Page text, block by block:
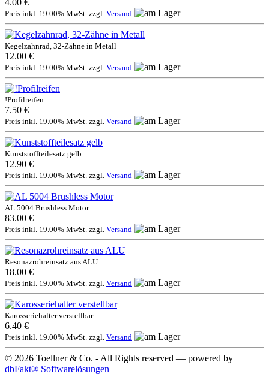
Preis inkl. 19.00% MwSt. zzgl. Versand
Kegelzahnrad, 32-Zähne in Metall
12.00 €
Preis inkl. 19.00% MwSt. zzgl. Versand
!Profilreifen
7.50 €
Preis inkl. 19.00% MwSt. zzgl. Versand
Kunststoffteilesatz gelb
12.90 €
Preis inkl. 19.00% MwSt. zzgl. Versand
AL 5004 Brushless Motor
83.00 €
Preis inkl. 19.00% MwSt. zzgl. Versand
Resonazrohreinsatz aus ALU
18.00 €
Preis inkl. 19.00% MwSt. zzgl. Versand
Karosseriehalter verstellbar
6.40 €
Preis inkl. 19.00% MwSt. zzgl. Versand
© 2026 Toellner & Co. - All Rights reserved — powered by
dbFakt® Softwarelösungen